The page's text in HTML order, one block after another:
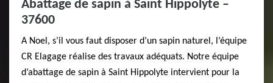
Abattage de sapin à Saint Hippolyte –
37600
A Noel, s’il vous faut disposer d’un sapin naturel, l’équipe
CR Elagage réalise des travaux adéquats. Notre équipe
d’abattage de sapin à Saint Hippolyte intervient pour la